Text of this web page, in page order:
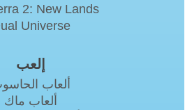
2: New Lands
Universe
إلعب
ألعاب
ألعاب ماك